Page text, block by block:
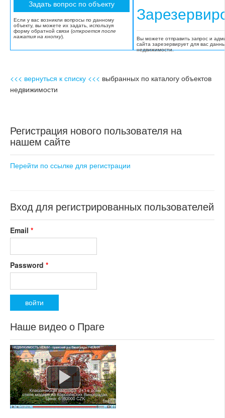
Если у вас возникли вопросы по данному
объекту, вы можете их задать, используя
форму обратной связи (откроется после
нажатия на кнопку).
Вы можете отправить запрос и
сайта зарезервирует для вас
недвижимости.
<<< вернуться к списку <<< выбранных по каталогу объектов
недвижимости
Регистрация нового пользователя на
нашем сайте
Перейти по ссылке для регистрации
Вход для регистрированных пользователей
Email *
Password *
Наше видео о Праге